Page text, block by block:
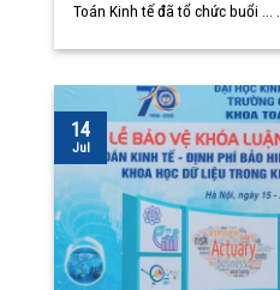
Toán Kinh tế đã tổ chức buổi ... ...
14
Jul